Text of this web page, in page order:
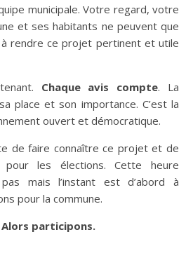
municipale. Votre regard, votre
et ses habitants ne peuvent que
rendre ce projet pertinent et utile
Chaque avis compte. La
place et son importance. C’est la
ouvert et démocratique.
de faire connaître ce projet et de
les élections. Cette heure
mais l’instant est d’abord à
pour la commune.
participons.